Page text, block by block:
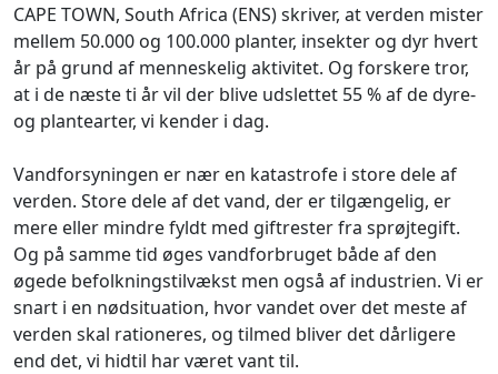
CAPE TOWN, South Africa (ENS) skriver, at verden mister
mellem 50.000 og 100.000 planter, insekter og dyr hvert
år på grund af menneskelig aktivitet. Og forskere tror,
at i de næste ti år vil der blive udslettet 55 % af de dyre-
og plantearter, vi kender i dag.
Vandforsyningen er nær en katastrofe i store dele af
verden. Store dele af det vand, der er tilgængelig, er
mere eller mindre fyldt med giftrester fra sprøjtegift.
Og på samme tid øges vandforbruget både af den
øgede befolkningstilvækst men også af industrien. Vi er
snart i en nødsituation, hvor vandet over det meste af
verden skal rationeres, og tilmed bliver det dårligere
end det, vi hidtil har været vant til.